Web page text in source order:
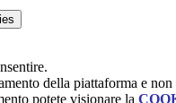
della piattaforma e
potete visionare la